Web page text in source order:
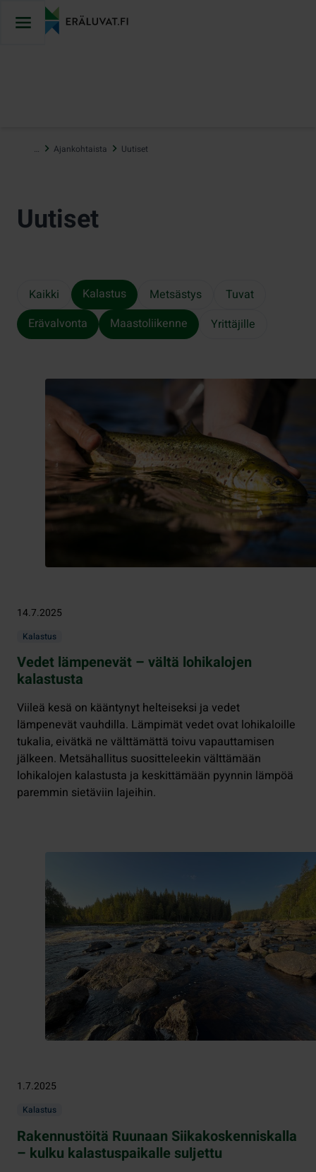
sisältöön
… Ajankohtaista Uutiset
Uutiset
Kaikki Kalastus Metsästys
Tuvat
Erävalvonta
Maastoliikenne Yrittäjille
14.7.2025
Kalastus
Vedet lämpenevät – vältä lohikalojen
kalastusta
Viileä kesä on kääntynyt helteiseksi ja vedet
lämpenevät vauhdilla. Lämpimät vedet ovat lohikaloille
tukalia, eivätkä ne välttämättä toivu vapauttamisen
jälkeen. Metsähallitus suositteleekin välttämään
lohikalojen kalastusta ja keskittämään pyynnin lämpöä
paremmin sietäviin lajeihin.
1.7.2025
Kalastus
Rakennustöitä Ruunaan Siikakoskenniskalla
– kulku kalastuspaikalle suljettu